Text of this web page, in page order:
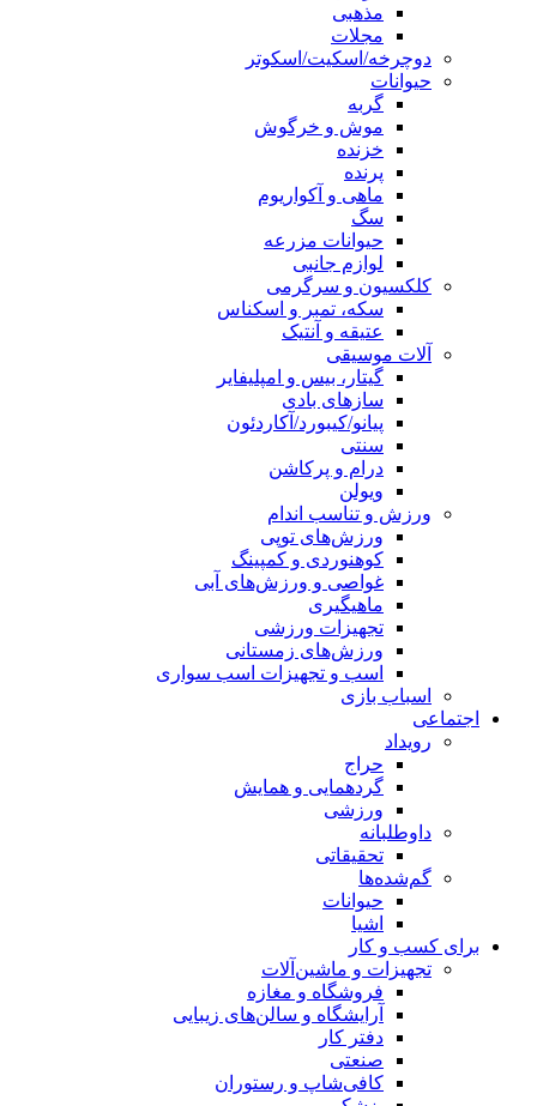
مذهبی
مجلات
دوچرخه/اسکیت/اسکوتر
حیوانات
گربه
موش و خرگوش
خزنده
پرنده
ماهی و آکواریوم
سگ
حیوانات مزرعه
لوازم جانبی
کلکسیون و سرگرمی
سکه، تمبر و اسکناس
عتیقه و آنتیک
آلات موسیقی
گیتار، بیس و امپلیفایر
سازهای بادی
پیانو/کیبورد/آکاردئون
سنتی
درام و پرکاشن
ویولن
ورزش و تناسب اندام
ورزش‌های توپی
کوهنوردی و کمپینگ
غواصی و ورزش‌های آبی
ماهیگیری
تجهیزات ورزشی
ورزش‌های زمستانی
اسب و تجهیزات اسب سواری
اسباب‌ بازی
اجتماعی
رویداد
حراج
گردهمایی و همایش
ورزشی
داوطلبانه
تحقیقاتی
گم‌شده‌ها
حیوانات
اشیا
برای کسب و کار
تجهیزات و ماشین‌آلات
فروشگاه و مغازه
آرایشگاه و سالن‌های زیبایی
دفتر کار
صنعتی
کافی‌شاپ و رستوران